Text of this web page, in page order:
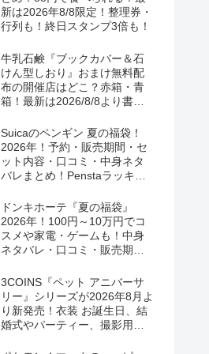
新は2026年8/8限定！整理券・
行列も！終日スタンプ3倍も！
牛乳石鹸『ブックカバー＆石
けん型しおり』おまけ無料配
布の開催店はどこ？赤箱・青
箱！最新は2026/8/8より書店
Suicaのペンギン 夏の福袋！
2026年！予約・販売期間・セ
ット内容・口コミ・中身ネタ
バレまとめ！Penstaラッキー
2026/8/8より新発売！
ドンキホーテ『夏の福袋』
2026年！100円～10万円でコ
スメや家電・ゲームも！中身
ネタバレ・口コミ・販売期
3COINS『ペット アニバーサ
リー』シリーズが2026年8月よ
り新発売！衣装 お誕生日、結
婚式やパーティー、撮影用グ